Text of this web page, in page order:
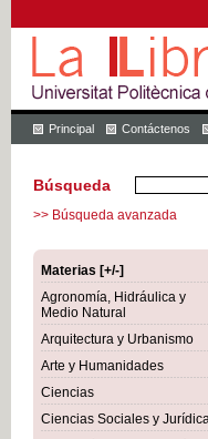
Principal Contáctenos
Búsqueda
>> Búsqueda avanzada
Materias [+/-]
Agronomía, Hidráulica y
Medio Natural
Arquitectura y Urbanismo
Arte y Humanidades
Ciencias
Ciencias Sociales y